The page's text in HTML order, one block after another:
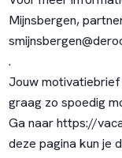
Mijnsbergen,
.
Jouw motivatiebrief
graag zo spoedig
Ga naarhttps://
deze pagina kun je